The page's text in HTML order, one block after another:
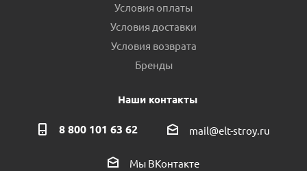
Условия оплаты
Условия доставки
Условия возврата
Бренды
Наши контакты
8 800 101 63 62 mail@elt-stroy.ru
Мы ВКонтакте